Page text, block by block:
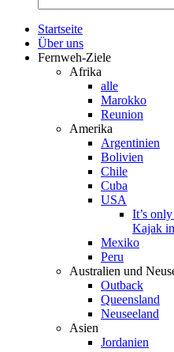
Startseite
Über uns
Fernweh-Ziele
Afrika
alle
Marokko
Reunion
Amerika
Argentinien
Bolivien
Chile
Cuba
USA
It’s
Kajak
Mexiko
Peru
Australien und
Outback
Queensland
Neuseeland
Asien
Jordanien